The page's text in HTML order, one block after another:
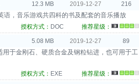
12.3 MB 2019-12-27 216
语，音乐游戏共四科的书及配套的音乐播放
授权方式： DOC 推荐星级：
5.08 MB 2019-12-27 89
于金刚石、硬质合金及钢粒钻进，也可用于工
授权方式： EXE 推荐星级：